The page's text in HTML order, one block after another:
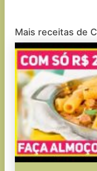
Mais receitas de